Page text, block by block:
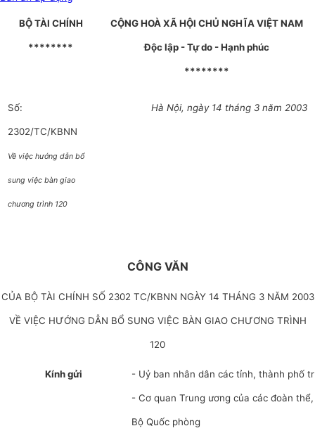
BỘ TÀI CHÍNH
********
CỘNG HOÀ XÃ HỘI CHỦ NGHĨA VIỆT NAM
Độc lập - Tự do - Hạnh phúc
********
Số:
2302/TC/KBNN
Về việc hướng dẫn bổ
sung việc bàn giao
chương trình 120
Hà Nội, ngày 14 tháng 3 năm 2003
CÔNG VĂN
CỦA BỘ TÀI CHÍNH SỐ 2302 TC/KBNN NGÀY 14 THÁNG 3 NĂM 2003
VỀ VIỆC HƯỚNG DẪN BỔ SUNG VIỆC BÀN GIAO CHƯƠNG TRÌNH
120
Kính gửi - Uỷ ban nhân dân các tỉnh, thành phố
- Cơ quan Trung ương của các đoàn
Bộ Quốc phòng